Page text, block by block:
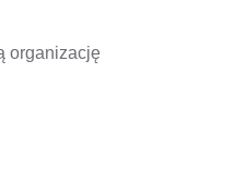
organizację